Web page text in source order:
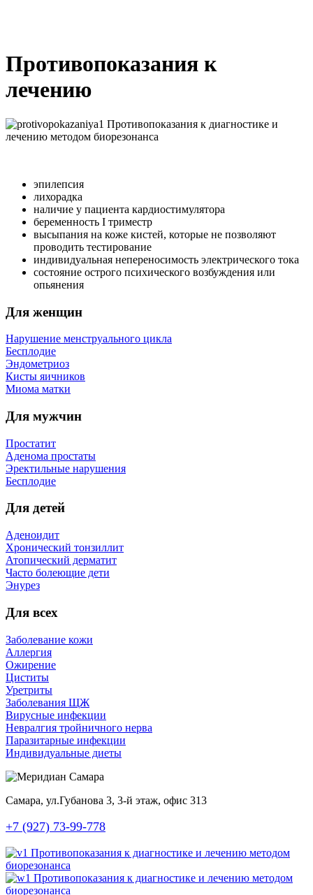
Противопоказания к
лечению
эпилепсия
лихорадка
наличие у пациента кардиостимулятора
беременность I триместр
высыпания на коже кистей, которые не позволяют
проводить тестирование
индивидуальная непереносимость электрического тока
состояние острого психического возбуждения или
опьянения
Для женщин
Нарушение менструального цикла
Бесплодие
Эндометриоз
Кисты яичников
Миома матки
Для мужчин
Простатит
Аденома простаты
Эректильные нарушения
Бесплодие
Для детей
Аденоидит
Хронический тонзиллит
Атопический дерматит
Часто болеющие дети
Энурез
Для всех
Заболевание кожи
Аллергия
Ожирение
Циститы
Уретриты
Заболевания ЩЖ
Вирусные инфекции
Невралгия тройничного нерва
Паразитарные инфекции
Индивидуальные диеты
Самара, ул.Губанова 3, 3-й этаж, офис 313
+7 (927) 73-99-778